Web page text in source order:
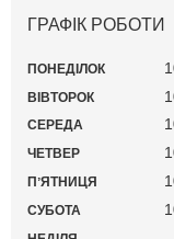
ГРАФІК РОБОТИ
ПОНЕДІЛОК
ВІВТОРОК
СЕРЕДА
ЧЕТВЕР
ПʼЯТНИЦЯ
СУБОТА